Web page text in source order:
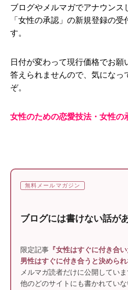
ブログやメルマガでアナウンス
「女性の承認」の新規登録の
す。
日付が変わって現行価格でお願
答えられませんので、気になっ
ぞ。
女性のための恋愛技法・女性の
無料メールマガジン
ブログには書けない話が
限定記事 『女性はすぐに付き合い
男性はすぐに付き合うと決められ
メルマガ読者だけに公開していま
他のどのサイトにも書かれていな